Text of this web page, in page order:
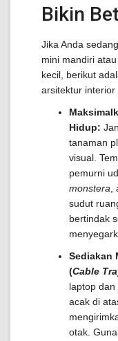
Bikin
Jika Anda
mini mandiri
kecil, berikut
arsitektur
Hidup:
tanaman
visual.
pemurni
monstera
sudut
bertindak
Sediakan
(Cable
laptop dan
acak di
otak.